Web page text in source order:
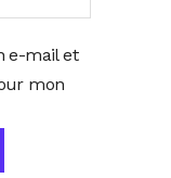
e-mail et
mon